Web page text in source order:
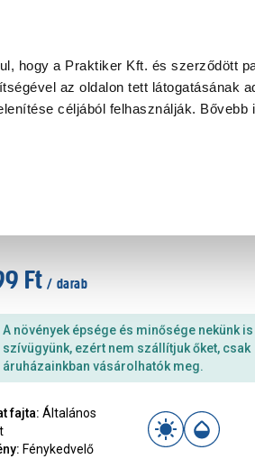
hogy a Praktiker Kft. és szerződött
az oldalon tett látogatásának
céljából felhasználják. Bővebb
Ügyintézés és Információ
Ft / darab
A növények épsége és minősége nekünk is
szívügyünk, ezért nem szállítjuk őket, csak
áruházainkban vásárolhatók meg.
fajta: Általános
: Fénykedvelő